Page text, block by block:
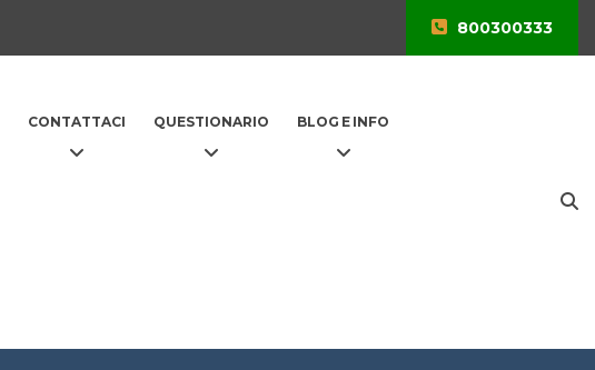
800300333
CONTATTACI QUESTIONARIO BLOG E INFO